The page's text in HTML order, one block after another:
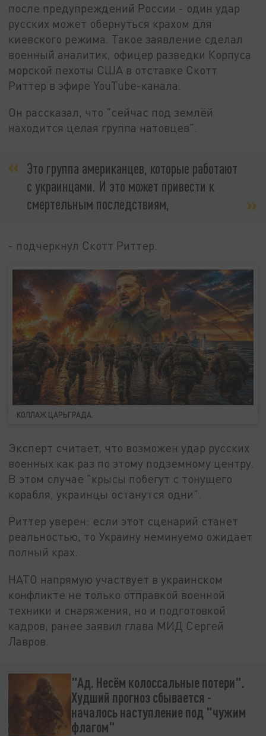
после предупреждений России - один удар
русских может обернуться крахом для
киевского режима. Такое заявление сделал
военный аналитик, офицер разведки Корпуса
морской пехоты США в отставке Скотт
Риттер в эфире YouTube-канала.
Он рассказал, что "сейчас под землёй
находится целая группа натовцев".
Это группа американцев, которые работают
с украинцами. И это может привести к
смертельным последствиям,
- подчеркнул Скотт Риттер.
КОЛЛАЖ ЦАРЬГРАДА.
Эксперт считает, что возможен удар русских
военных как раз по этому подземному центру.
В этом случае "крысы побегут с тонущего
корабля, украинцы останутся одни".
Риттер уверен: если этот сценарий станет
реальностью, то Украину неминуемо ожидает
полный крах.
НАТО напрямую участвует в украинском
конфликте не только отправкой военной
техники и снаряжения, но и подготовкой
кадров, ранее заявил глава МИД Сергей
Лавров.
"Ад. Несём колоссальные потери".
Худший прогноз сбывается -
началось наступление под "чужим
флагом"